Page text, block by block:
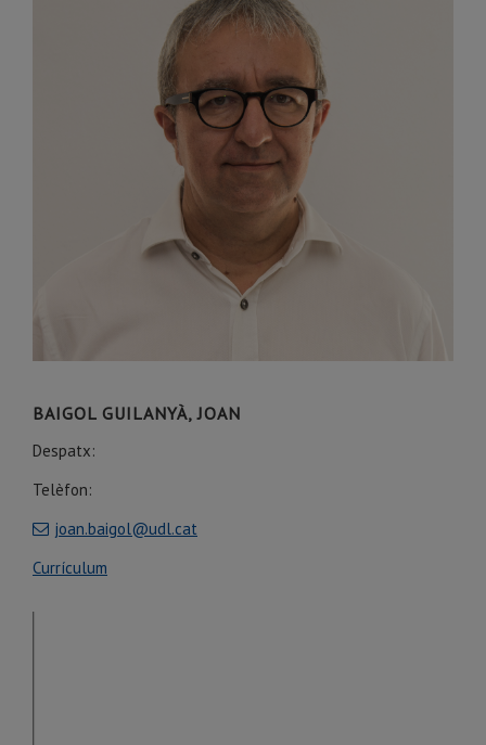
BAIGOL GUILANYÀ, JOAN
Despatx:
Telèfon:
joan.baigol@udl.cat
Currículum